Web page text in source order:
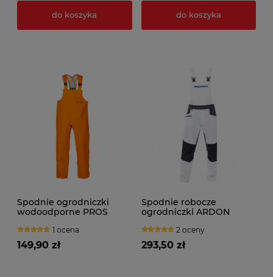
do koszyka do koszyka
Spodnie ogrodniczki
wodoodporne PROS
1 ocena
149,90 zł
Spodnie robocze
ogrodniczki ARDON
2 oceny
293,50 zł